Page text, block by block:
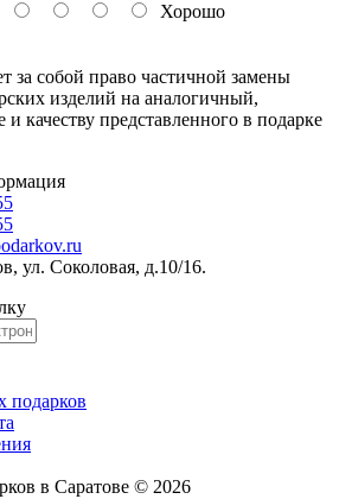
Хорошо
за собой право частичной замены
изделий на аналогичный,
качеству представленного в подарке
ул. Соколовая, д.10/16.
подарков
в Саратове © 2026